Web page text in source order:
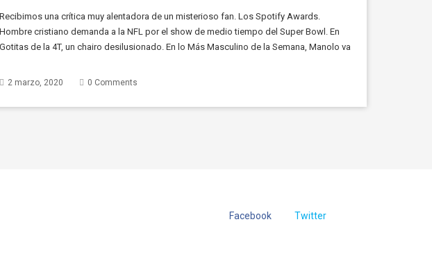
Recibimos una crítica muy alentadora de un misterioso fan. Los Spotify Awards.
Hombre cristiano demanda a la NFL por el show de medio tiempo del Super Bowl. En
Gotitas de la 4T, un chairo desilusionado. En lo Más Masculino de la Semana, Manolo va
2 marzo, 2020 0 Comments
Facebook Twitter